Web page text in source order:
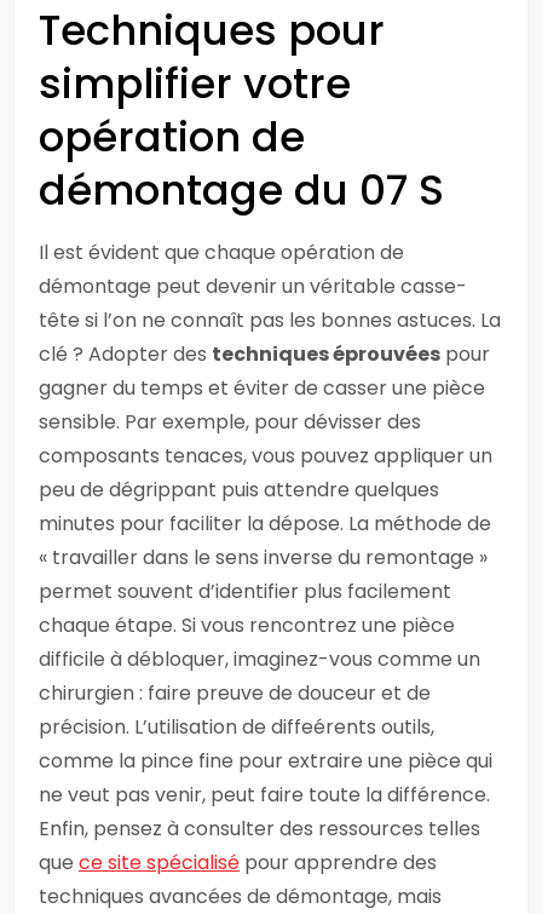
Techniques pour
simplifier votre
opération de
démontage du 07 S
Il est évident que chaque opération de
démontage peut devenir un véritable casse-
tête si l’on ne connaît pas les bonnes astuces. La
clé ? Adopter des techniques éprouvées pour
gagner du temps et éviter de casser une pièce
sensible. Par exemple, pour dévisser des
composants tenaces, vous pouvez appliquer un
peu de dégrippant puis attendre quelques
minutes pour faciliter la dépose. La méthode de
« travailler dans le sens inverse du remontage »
permet souvent d’identifier plus facilement
chaque étape. Si vous rencontrez une pièce
difficile à débloquer, imaginez-vous comme un
chirurgien : faire preuve de douceur et de
précision. L’utilisation de diffeérents outils,
comme la pince fine pour extraire une pièce qui
ne veut pas venir, peut faire toute la différence.
Enfin, pensez à consulter des ressources telles
que ce site spécialisé pour apprendre des
techniques avancées de démontage, mais